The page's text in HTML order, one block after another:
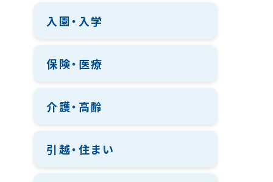
入園・入学
保険・医療
介護・高齢
引越・住まい